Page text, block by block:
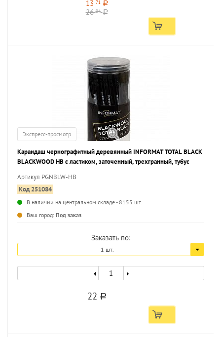
13 71 a
2604 a
Экспресс-просмотр
Карандаш чернографитный деревянный INFORMAT TOTAL BLACK
BLACKWOOD НВ с ластиком, заточенный, трехгранный, тубус
Артикул PGNBLW-HB
Код 251084
В наличии на центральном складе - 8153 шт.
Ваш город: Под заказ
Заказать по:
1 шт.
22 a